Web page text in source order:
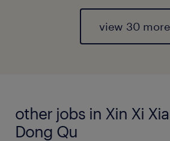
view 30 more
other jobs in Xin Xi
Dong Qu